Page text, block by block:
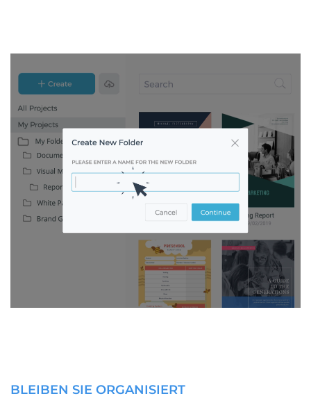
BLEIBEN SIE ORGANISIERT